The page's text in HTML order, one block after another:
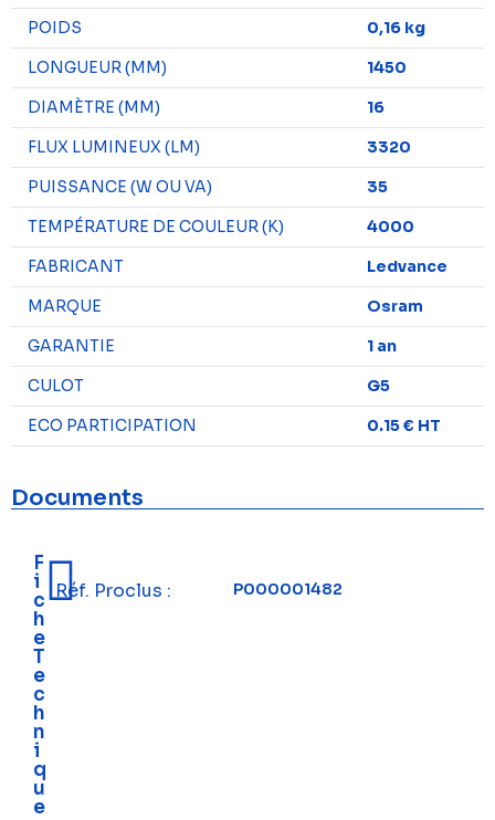
POIDS
0,16 kg
LONGUEUR (MM)
1450
DIAMÈTRE (MM)
16
FLUX LUMINEUX (LM)
3320
PUISSANCE (W OU VA)
35
TEMPÉRATURE DE COULEUR (K)
4000
FABRICANT
Ledvance
MARQUE
Osram
GARANTIE
1 an
CULOT
G5
ECO PARTICIPATION
0.15 € HT
Documents
F
i
c
h
e
T
e
c
h
n
i
q
u
e
Réf. Proclus : P000001482